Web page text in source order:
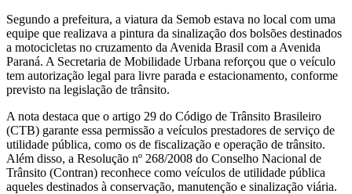
Segundo a prefeitura, a viatura da Semob estava no local com uma
equipe que realizava a pintura da sinalização dos bolsões destinados
a motocicletas no cruzamento da Avenida Brasil com a Avenida
Paraná. A Secretaria de Mobilidade Urbana reforçou que o veículo
tem autorização legal para livre parada e estacionamento, conforme
previsto na legislação de trânsito.
A nota destaca que o artigo 29 do Código de Trânsito Brasileiro
(CTB) garante essa permissão a veículos prestadores de serviço de
utilidade pública, como os de fiscalização e operação de trânsito.
Além disso, a Resolução nº 268/2008 do Conselho Nacional de
Trânsito (Contran) reconhece como veículos de utilidade pública
aqueles destinados à conservação, manutenção e sinalização viária.